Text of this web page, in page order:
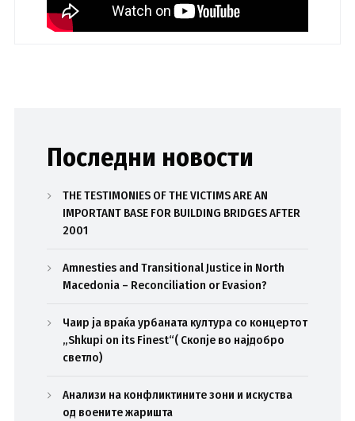
Последни новости
THE TESTIMONIES OF THE VICTIMS ARE AN
IMPORTANT BASE FOR BUILDING BRIDGES AFTER
2001
Amnesties and Transitional Justice in North
Macedonia – Reconciliation or Evasion?
Чаир ја враќа урбаната култура со концертот
„Shkupi on its Finest“( Скопје во најдобро
светло)
Анализи на конфликтините зони и искуства
од воените жаришта